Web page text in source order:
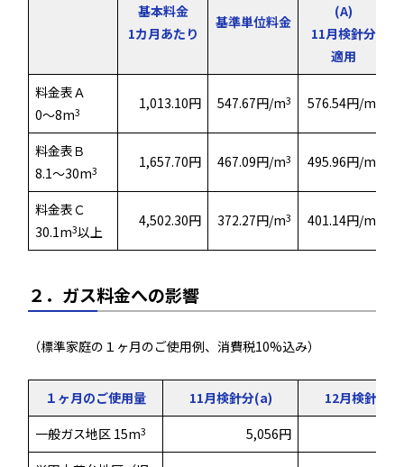
基本料金
1カ月あたり
基準単位料金
(A)
11月検針分
適用
料金表Ａ
0～8m3 1,013.10円 547.67円/m3 576.54円/m
料金表Ｂ
8.1～30m3 1,657.70円 467.09円/m3 495.96円/m
料金表Ｃ
30.1m3以上
4,502.30円 372.27円/m3 401.14円/m
２．ガス料金への影響
（標準家庭の１ヶ月のご使用例、消費税10%込み）
１ヶ月のご使用量 11月検針分(a)
12月検針分
一般ガス地区 15m3 5,056円